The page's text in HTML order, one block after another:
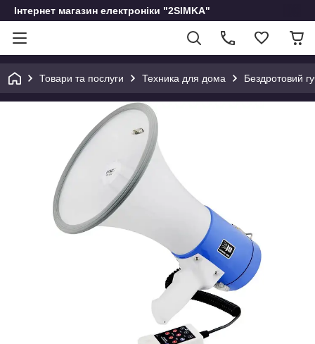
Інтернет магазин електроніки "2SIMKA"
Товари та послуги Техника для дома Бездротовий